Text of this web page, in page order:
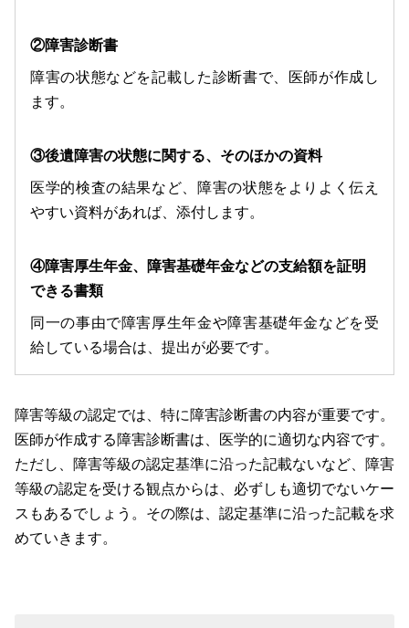
②障害診断書
障害の状態などを記載した診断書で、医師が作成し
ます。
③後遺障害の状態に関する、そのほかの資料
医学的検査の結果など、障害の状態をよりよく伝え
やすい資料があれば、添付します。
④障害厚生年金、障害基礎年金などの支給額を証明
できる書類
同一の事由で障害厚生年金や障害基礎年金などを受
給している場合は、提出が必要です。
障害等級の認定では、特に障害診断書の内容が重要です。
医師が作成する障害診断書は、医学的に適切な内容です。
ただし、障害等級の認定基準に沿った記載ないなど、障害
等級の認定を受ける観点からは、必ずしも適切でないケー
スもあるでしょう。その際は、認定基準に沿った記載を求
めていきます。